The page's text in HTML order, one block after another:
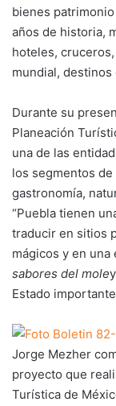
bienes
años de historia,
hoteles,
mundial, destinos
Durante su
Planeación
una de las
los segmentos
gastronomía,
“Puebla tienen
traducir en sitios
mágicos y en
sabores del mole
Estado
Jorge Mezher
proyecto que
Turística de